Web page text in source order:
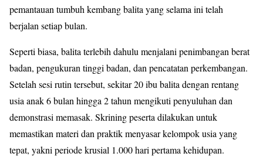
pemantauan tumbuh kembang balita yang selama ini telah
berjalan setiap bulan.
Seperti biasa, balita terlebih dahulu menjalani penimbangan berat
badan, pengukuran tinggi badan, dan pencatatan perkembangan.
Setelah sesi rutin tersebut, sekitar 20 ibu balita dengan rentang
usia anak 6 bulan hingga 2 tahun mengikuti penyuluhan dan
demonstrasi memasak. Skrining peserta dilakukan untuk
memastikan materi dan praktik menyasar kelompok usia yang
tepat, yakni periode krusial 1.000 hari pertama kehidupan.